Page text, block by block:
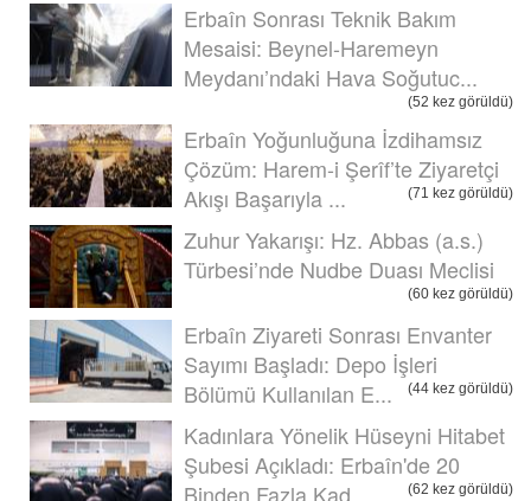
Erbaîn Sonrası Teknik Bakım
Mesaisi: Beynel-Haremeyn
Meydanı’ndaki Hava Soğutuc...
(52 kez görüldü)
Erbaîn Yoğunluğuna İzdihamsız
Çözüm: Harem-i Şerîf’te Ziyaretçi
Akışı Başarıyla ...
(71 kez görüldü)
Zuhur Yakarışı: Hz. Abbas (a.s.)
Türbesi’nde Nudbe Duası Meclisi
(60 kez görüldü)
Erbaîn Ziyareti Sonrası Envanter
Sayımı Başladı: Depo İşleri
Bölümü Kullanılan E...
(44 kez görüldü)
Kadınlara Yönelik Hüseyni Hitabet
Şubesi Açıkladı: Erbaîn'de 20
Binden Fazla Kad...
(62 kez görüldü)